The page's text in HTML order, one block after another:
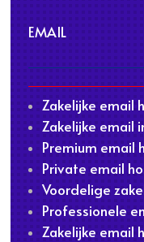
EMAIL
Zakelijke email
Zakelijke email
Premium email
Private email
Voordelige
Professionele
Zakelijke email